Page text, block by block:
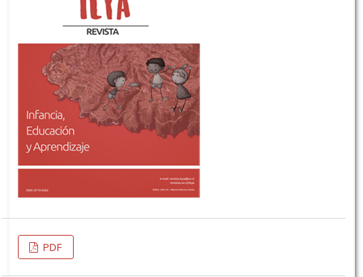
PDF